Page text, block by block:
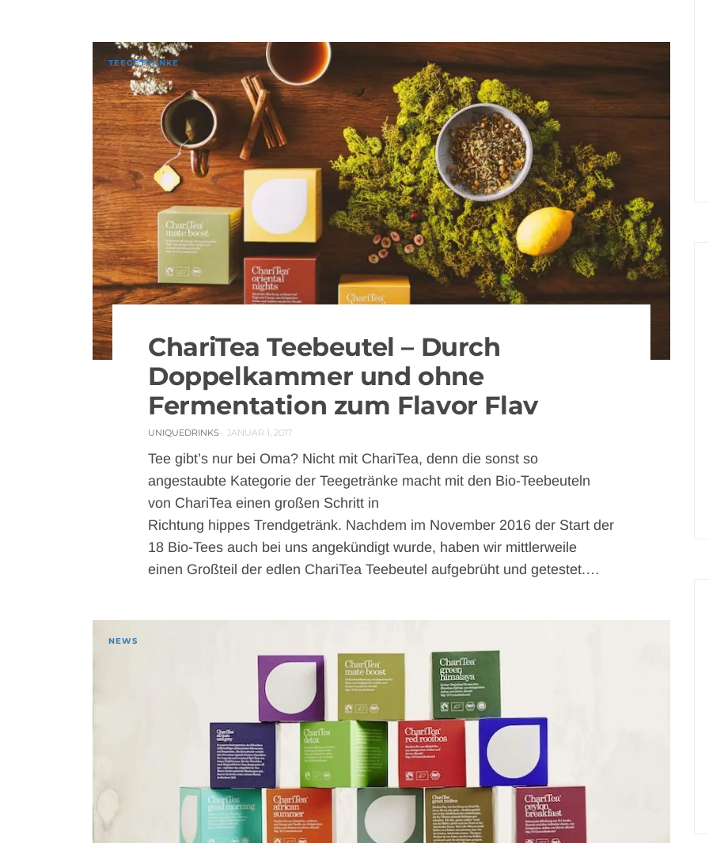
TEEGETRÄNKE
0 COMMENT 2053 VIEWS
ChariTea Teebeutel – Durch
Doppelkammer und ohne
Fermentation zum Flavor Flav
UNIQUEDRINKS JANUAR 1, 2017
Tee gibt’s nur bei Oma? Nicht mit ChariTea, denn die sonst so
angestaubte Kategorie der Teegetränke macht mit den Bio-Teebeuteln
von ChariTea einen großen Schritt in
Richtung hippes Trendgetränk. Nachdem im November 2016 der Start der
18 Bio-Tees auch bei uns angekündigt wurde, haben wir mittlerweile
einen Großteil der edlen ChariTea Teebeutel aufgebrüht und getestet.…
NEWS